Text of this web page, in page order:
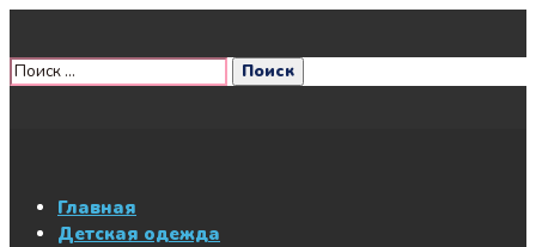
Главная
Детская одежда